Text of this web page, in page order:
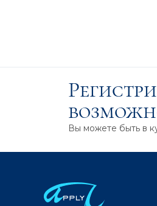
Вы можете быть в